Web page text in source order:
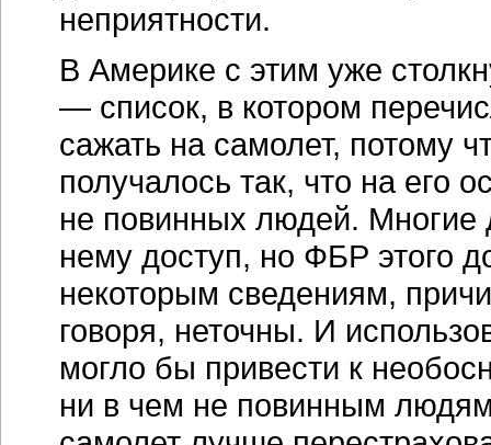
неприятности.
В Америке с этим уже
— список, в котором
сажать на самолет, потому
получалось так, что на его
не повинных людей. Многие
нему доступ, но ФБР этого
некоторым сведениям,
говоря, неточны. И
могло бы привести к
ни в чем не повинным